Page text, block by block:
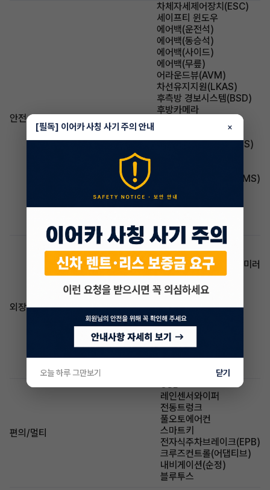
안전
차체자세제어장치(ESC)
세이프티 윈도우
에어백(운전석)
에어백(동승석)
에어백(사이드)
에어백(무릎)
어라운드뷰(AVM)
차선유지지원(LKAS)
후측방 경보시스템(BSD)
후방카메라
브레이크 잠김 방지(ABS)
타이어 공기압감지(TPMS)
주차감지센서(전방)
전방추돌경고(FCW)
외장/내장
열선 스티어링 휠
전동접이식 사이드 미러
방향지시등 일체형 사이드 미러
후진각도조절 사이드 미러
헤드램프(LED)
하이빔 어시스트
스티어링 휠 리모컨
ECM룸밀러
하이패스
알루미늄휠
루프랙
편의/멀티
USB
레인센서와이퍼
전동트렁크
풀오토에어컨
스마트키
전자식주차브레이크(EPB)
크루즈컨트롤(어댑티브)
내비게이션(순정)
블루투스
[필독] 이어카 사칭 사기 주의 안내 ×
오늘 하루 그만보기 닫기